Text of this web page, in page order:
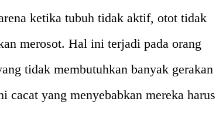
ketika tubuh tidak aktif, otot tidak
merosot. Hal ini terjadi pada orang
tidak membutuhkan banyak gerakan
cacat yang menyebabkan mereka harus